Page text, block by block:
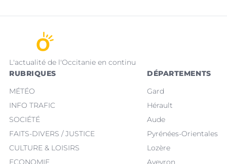
L'actualité de l'Occitanie en continu
RUBRIQUES
MÉTÉO
INFO TRAFIC
SOCIÉTÉ
FAITS-DIVERS / JUSTICE
CULTURE & LOISIRS
ECONOMIE
DÉPARTEMENTS
Gard
Hérault
Aude
Pyrénées-Orientales
Lozère
Aveyron